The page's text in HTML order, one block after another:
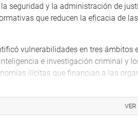
seguridad y la administración de
que reducen la eficacia de
vulnerabilidades en tres ámbitos
e investigación criminal y
ilícitas que financian a las
formuladas por la
VER